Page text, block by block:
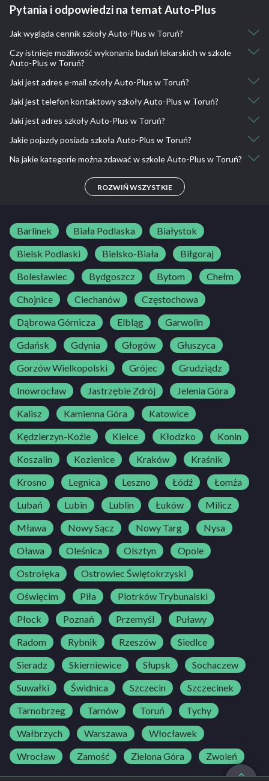
Pytania i odpowiedzi na temat Auto-Plus
Jak wygląda cennik szkoły Auto-Plus w Toruń?
Kurs kat. B+E: 1300
Kurs kat. A1: 1700
Kurs kat. A2, A: 1850
Czy istnieje możliwość wykonania badań lekarskich w szkole
Auto-Plus w Toruń?
Nie, nie ma takiej możliwości.
Jaki jest adres e-mail szkoły Auto-Plus w Toruń?
info@auto-plus-torun.pl
Jaki jest telefon kontaktowy szkoły Auto-Plus w Toruń?
730 799 733, 605 929 733
Jaki jest adres szkoły Auto-Plus w Toruń?
Ligi Polskiej 12D, 87-100 Toruń, Polska
Jakie pojazdy posiada szkoła Auto-Plus w Toruń?
Toyota Yaris, Suzuki Gladius 650, Honda CBF 125, Hyundai i20
Na jakie kategorie można zdawać w szkole Auto-Plus w Toruń?
ROZWIŃ WSZYSTKIE
Barlinek Biała Podlaska
Białystok
Bielsk Podlaski
Bielsko-Biała
Biłgoraj
Bolesławiec
Bydgoszcz Bytom
Chełm
Chojnice
Ciechanów
Częstochowa
Dąbrowa Górnicza
Elbląg
Garwolin
Gdańsk
Gdynia Głogów
Głuszyca
Gorzów Wielkopolski
Grójec
Grudziądz
Inowrocław
Jastrzębie Zdrój
Jelenia Góra
Kalisz
Kamienna Góra
Katowice
Kędzierzyn-Koźle
Kielce Kłodzko
Konin
Koszalin
Kozienice Kraków
Kraśnik
Krosno
Legnica Leszno Łódź
Łomża
Lubań
Lubin Lublin Łuków
Milicz
Mława
Nowy Sącz Nowy Targ
Nysa
Oława
Oleśnica Olsztyn
Opole
Ostrołęka
Ostrowiec Świętokrzyski
Oświęcim
Piła
Piotrków Trybunalski
Płock
Poznań Przemyśl
Puławy
Radom
Rybnik Rzeszów
Siedlce
Sieradz
Skierniewice Słupsk
Sochaczew
Suwałki
Świdnica Szczecin
Szczecinek
Tarnobrzeg
Tarnów Toruń
Tychy
Wałbrzych
Warszawa
Włocławek
Wrocław
Zamość Zielona Góra Zwoleń